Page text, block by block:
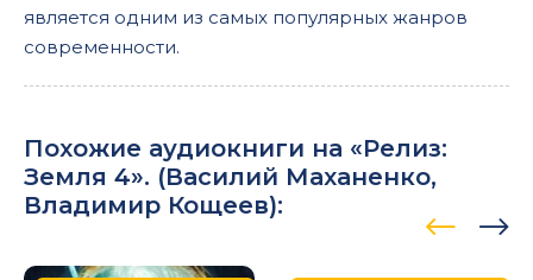
является одним из самых популярных жанров
современности.
Похожие аудиокниги на «Релиз:
Земля 4». (Василий Маханенко,
Владимир Кощеев):